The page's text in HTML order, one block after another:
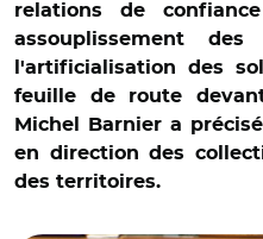
relations de
assouplissement
l'artificialisation des
feuille de route
Michel Barnier a
en direction des
des territoires.